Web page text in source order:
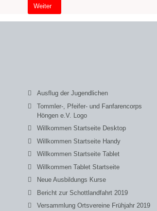
Nächster Beitrag: Willkommen Startseite (2)
Weiter
Ausflug der Jugendlichen
Tommler-, Pfeifer- und Fanfarencorps
Höngen e.V. Logo
Willkommen Startseite Desktop
Willkommen Startseite Handy
Willkommen Startseite Tablet
Willkommen Tablet Startseite
Neue Ausbildungs Kurse
Bericht zur Schottlandfahrt 2019
Versammlung Ortsvereine Frühjahr 2019